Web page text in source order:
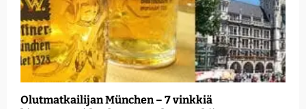
Olutmatkailijan München – 7 vinkkiä